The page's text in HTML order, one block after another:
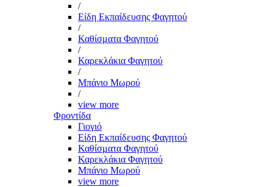
/
Είδη Εκπαίδευσης Φαγητού
/
Καθίσματα Φαγητού
/
Καρεκλάκια Φαγητού
/
Μπάνιο Μωρού
/
view more
Φροντίδα
Γιογιό
Είδη Εκπαίδευσης Φαγητού
Καθίσματα Φαγητού
Καρεκλάκια Φαγητού
Μπάνιο Μωρού
view more